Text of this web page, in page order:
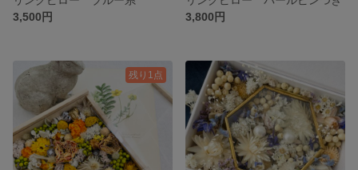
3,500円
3,800円
残り1点